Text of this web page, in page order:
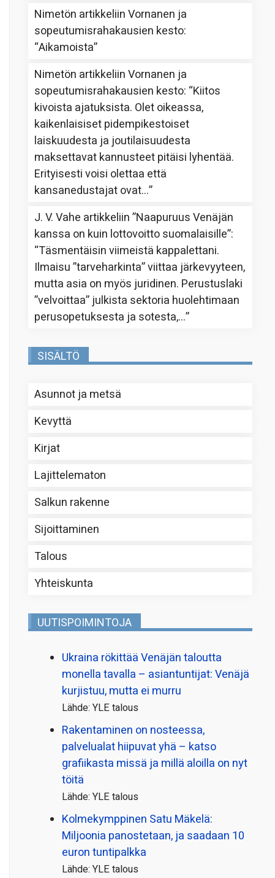
Nimetön artikkeliinVornanen ja
sopeutumisrahakausien kesto:
“Aikamoista”
Nimetön artikkeliinVornanen ja
sopeutumisrahakausien kesto: “Kiitos
kivoista ajatuksista. Olet oikeassa,
kaikenlaisiset pidempikestoiset
laiskuudesta ja joutilaisuudesta
maksettavat kannusteet pitäisi lyhentää.
Erityisesti voisi olettaa että
kansanedustajat ovat…”
J. V. Vahe artikkeliin”Naapuruus Venäjän
kanssa on kuin lottovoitto suomalaisille”:
“Täsmentäisin viimeistä kappalettani.
Ilmaisu ”tarveharkinta” viittaa järkevyyteen,
mutta asia on myös juridinen. Perustuslaki
”velvoittaa” julkista sektoria huolehtimaan
perusopetuksesta ja sotesta,…”
SISÄLTÖ
Asunnot ja metsä
Kevyttä
Kirjat
Lajittelematon
Salkun rakenne
Sijoittaminen
Talous
Yhteiskunta
UUTISPOIMINTOJA
Ukraina rökittää Venäjän taloutta
monella tavalla – asiantuntijat: Venäjä
kurjistuu, mutta ei murru
Lähde: YLE talous
Rakentaminen on nosteessa,
palvelualat hiipuvat yhä – katso
grafiikasta missä ja millä aloilla on nyt
töitä
Lähde: YLE talous
Kolmekymppinen Satu Mäkelä:
Miljoonia panostetaan, ja saadaan 10
euron tuntipalkka
Lähde: YLE talous